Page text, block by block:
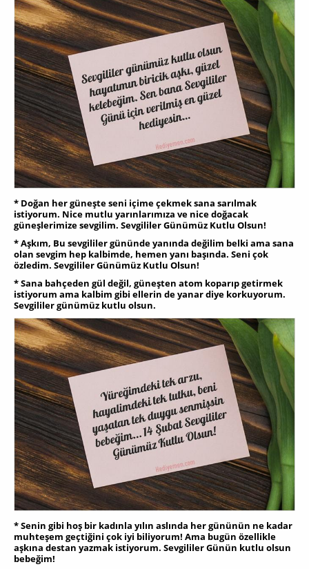
* Doğan her güneşte seni içime çekmek sana sarılmak
istiyorum. Nice mutlu yarınlarımıza ve nice doğacak
güneşlerimize sevgilim. Sevgililer Günümüz Kutlu Olsun!
* Aşkım, Bu sevgililer gününde yanında değilim belki ama sana
olan sevgim hep kalbimde, hemen yanı başında. Seni çok
özledim. Sevgililer Günümüz Kutlu Olsun!
* Sana bahçeden gül değil, güneşten atom koparıp getirmek
istiyorum ama kalbim gibi ellerin de yanar diye korkuyorum.
Sevgililer günümüz kutlu olsun.
* Senin gibi hoş bir kadınla yılın aslında her gününün ne kadar
muhteşem geçtiğini çok iyi biliyorum! Ama bugün özellikle
aşkına destan yazmak istiyorum. Sevgililer Günün kutlu olsun
bebeğim!